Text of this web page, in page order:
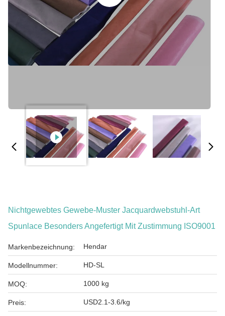
Nichtgewebtes Gewebe-Muster Jacquardwebstuhl-Art
Spunlace Besonders Angefertigt Mit Zustimmung ISO9001
Markenbezeichnung: Hendar
Modellnummer: HD-SL
MOQ: 1000 kg
Preis: USD2.1-3.6/kg